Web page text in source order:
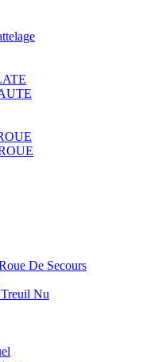
De Secours
Nu